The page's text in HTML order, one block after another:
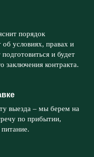
порядок
условиях, правах и
и будет
заключения контракта.
выезда – мы берем на
по прибытии,